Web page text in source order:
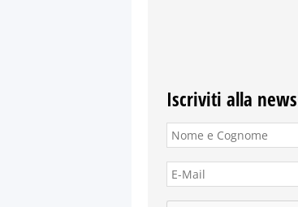
Iscriviti alla